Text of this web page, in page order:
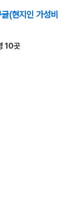
(현지인 가성비
10곳